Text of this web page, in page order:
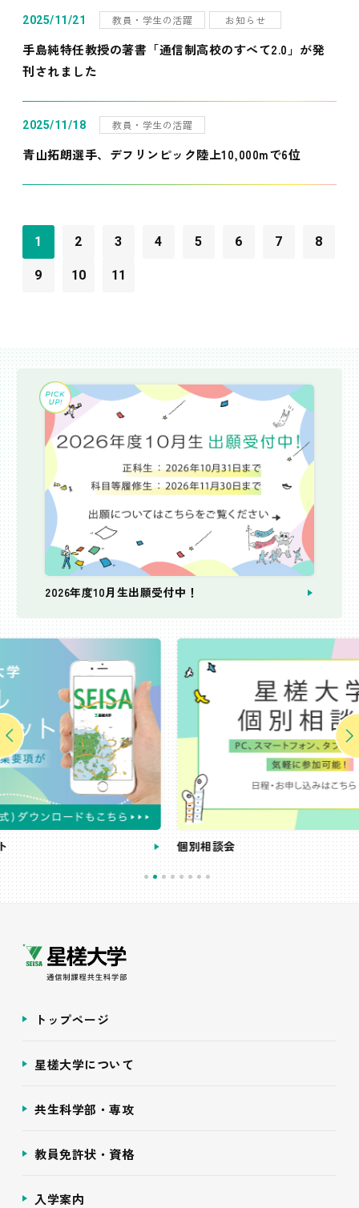
2025/11/21 教員・学生の活躍 お知らせ
手島純特任教授の著書「通信制高校のすべて2.0」が発
刊されました
2025/11/18 教員・学生の活躍
青山拓朗選手、デフリンピック陸上10,000mで6位
1 2 3 4 5 6 7 8
9 10 11
2026年度10月生出願受付中！
個別相談会
トップページ
星槎大学について
共生科学部・専攻
教員免許状・資格
入学案内